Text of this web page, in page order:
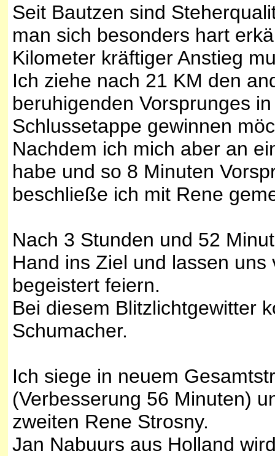
Seit Bautzen sind
man sich besonders hart
Kilometer kräftiger Anstieg
Ich ziehe nach 21 KM den
beruhigenden Vorsprunges
Schlussetappe gewinnen
Nachdem ich mich aber an
habe und so 8 Minuten
beschließe ich mit Rene
Nach 3 Stunden und 52
Hand ins Ziel und lassen
begeistert feiern.
Bei diesem Blitzlichtgewitter
Schumacher.
Ich siege in neuem
(Verbesserung 56 Minuten)
zweiten Rene Strosny.
Jan Nabuurs aus Holland